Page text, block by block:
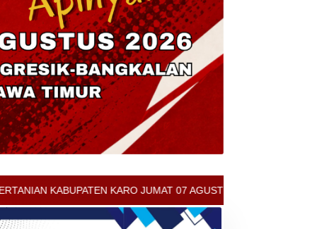
KARO JUMAT 07 AGUSTUS 2026 - ARCIS BERASTAGI :